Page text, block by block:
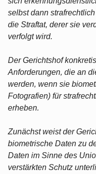
selbst dann
die Straftat, derer sie
verfolgt wird.
Der Gerichtshof
Anforderungen, die an
werden, wenn sie
Fotografien) für
erheben.
Zunächst weist der
biometrische Daten zu
Daten im Sinne des
verstärkten Schutz